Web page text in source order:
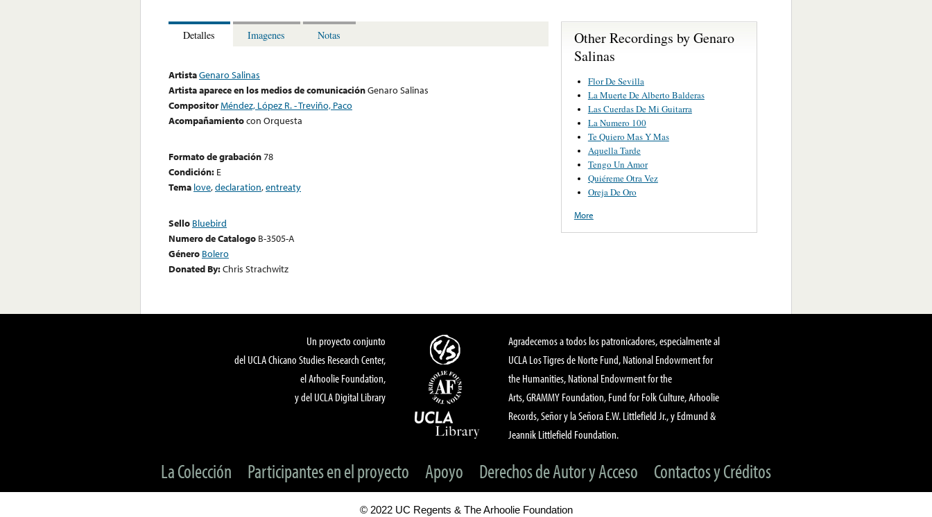
Detalles Imagenes Notas
ArtistaGenaro Salinas
Artista aparece en los medios de comunicaciónGenaro Salinas
CompositorMéndez, López R. - Treviño, Paco
Acompañamientocon Orquesta
Formato de grabación78
Condición: E
Tema love,declaration,entreaty
Sello Bluebird
Numero de Catalogo B-3505-A
Género Bolero
Donated By:Chris Strachwitz
Other Recordings by Genaro
Salinas
Flor De Sevilla
La Muerte De Alberto Balderas
Las Cuerdas De Mi Guitarra
La Numero 100
Te Quiero Mas Y Mas
Aquella Tarde
Tengo Un Amor
Quiéreme Otra Vez
Oreja De Oro
More
Un proyecto conjunto
del UCLA Chicano Studies Research Center,
el Arhoolie Foundation,
y del UCLA Digital Library
Agradecemos a todos los patronicadores, especialmente al
UCLA Los Tigres de Norte Fund, National Endowment for
the Humanities, National Endowment for the
Arts, GRAMMY Foundation, Fund for Folk Culture, Arhoolie
Records, Señor y la Señora E.W. Littlefield Jr., y Edmund &
Jeannik Littlefield Foundation.
La Colección Participantes en el proyecto Apoyo Derechos de Autor y Acceso Contactos y Créditos
© 2022 UC Regents & The Arhoolie Foundation